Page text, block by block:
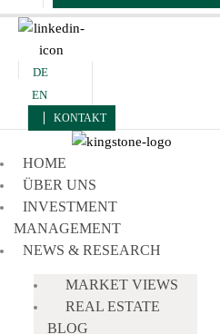
DE
EN
KONTAKT
HOME
ÜBER UNS
INVESTMENT
MANAGEMENT
NEWS & RESEARCH
MARKET VIEWS
REAL ESTATE
BLOG